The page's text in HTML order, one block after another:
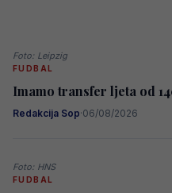
Foto: Leipzig
FUDBAL
Imamo transfer ljeta od
Redakcija Sop·06/08/2026
Foto: HNS
FUDBAL